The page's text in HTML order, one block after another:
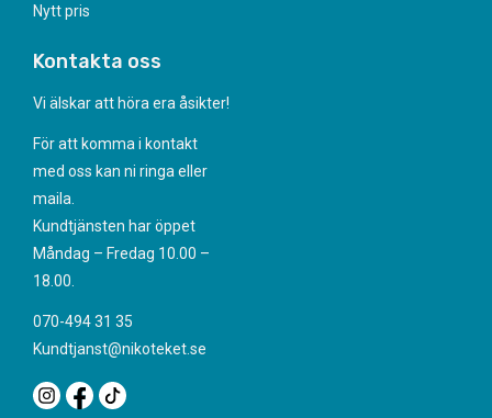
Nytt pris
Kontakta oss
Vi älskar att höra era åsikter!
För att komma i kontakt
med oss kan ni ringa eller
maila.
Kundtjänsten har öppet
Måndag – Fredag 10.00 –
18.00.
070-494 31 35
Kundtjanst@nikoteket.se